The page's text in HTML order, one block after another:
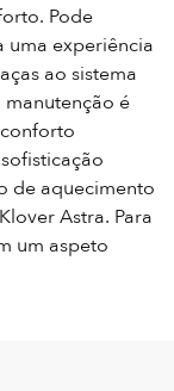
Pode
uma experiência
ao sistema
manutenção é
de aquecimento
Astra. Para
um aspeto